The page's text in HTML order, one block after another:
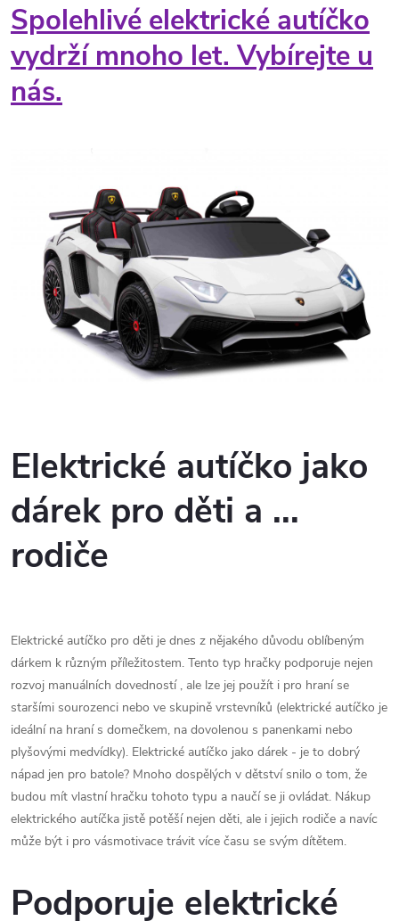
Spolehlivé elektrické autíčko
vydrží mnoho let. Vybírejte u
nás.
Elektrické autíčko jako
dárek pro děti a ...
rodiče
Elektrické autíčko pro děti je dnes z nějakého důvodu oblíbeným
dárkem k různým příležitostem. Tento typ hračky podporuje nejen
rozvoj manuálních dovedností , ale lze jej použít i pro hraní se
staršími sourozenci nebo ve skupině vrstevníků (elektrické autíčko je
ideální na hraní s domečkem, na dovolenou s panenkami nebo
plyšovými medvídky). Elektrické autíčko jako dárek - je to dobrý
nápad jen pro batole? Mnoho dospělých v dětství snilo o tom, že
budou mít vlastní hračku tohoto typu a naučí se ji ovládat. Nákup
elektrického autíčka jistě potěší nejen děti, ale i jejich rodiče a navíc
může být i pro vásmotivace trávit více času se svým dítětem.
Podporuje elektrické